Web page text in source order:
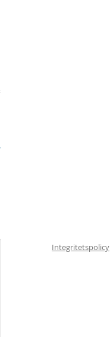
Integritetspolicy